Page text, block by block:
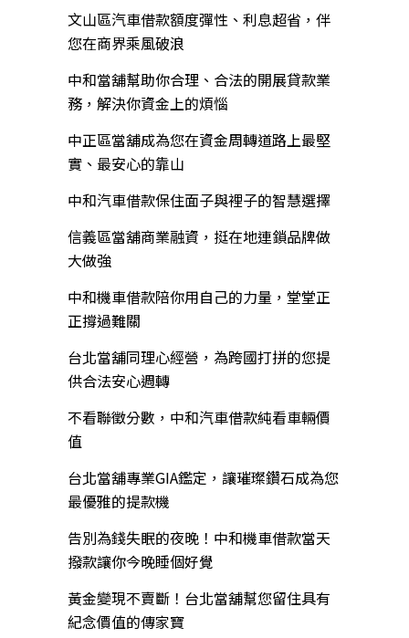
文山區汽車借款額度彈性、利息超省，伴
您在商界乘風破浪
中和當舖幫助你合理、合法的開展貸款業
務，解決你資金上的煩惱
中正區當舖成為您在資金周轉道路上最堅
實、最安心的靠山
中和汽車借款保住面子與裡子的智慧選擇
信義區當舖商業融資，挺在地連鎖品牌做
大做強
中和機車借款陪你用自己的力量，堂堂正
正撐過難關
台北當舖同理心經營，為跨國打拼的您提
供合法安心週轉
不看聯徵分數，中和汽車借款純看車輛價
值
台北當舖專業GIA鑑定，讓璀璨鑽石成為您
最優雅的提款機
告別為錢失眠的夜晚！中和機車借款當天
撥款讓你今晚睡個好覺
黃金變現不賣斷！台北當舖幫您留住具有
紀念價值的傳家寶